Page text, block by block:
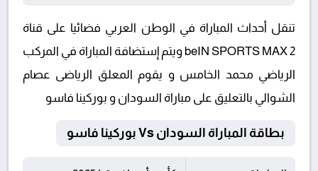
تنقل أحداث المباراة في الوطن العربي فضائيا على قناة
beIN SPORTS MAX 2 ويتم إستضافة المباراة في المركب
الرياضي محمد الخامس و يقوم المعلق الرياضى عصام
الشوالي بالتعليق على مباراة السودان و بوركينا فاسو
بطاقة المباراة السودان Vs بوركينا فاسو